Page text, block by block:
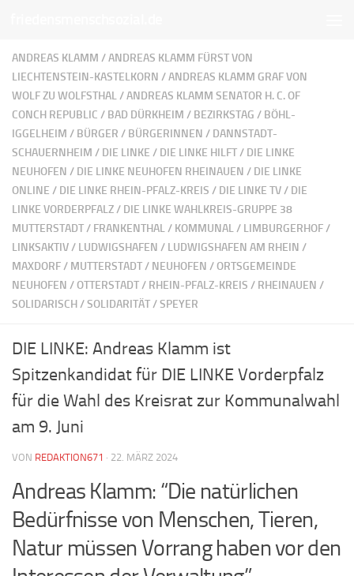
ANDREAS KLAMM /ANDREAS KLAMM FÜRST VON
LIECHTENSTEIN-KASTELKORN /ANDREAS KLAMM GRAF VON
WOLF ZU WOLFSTHAL/ANDREAS KLAMM SENATOR H. C. OF
CONCH REPUBLIC / BAD DÜRKHEIM / BEZIRKSTAG / BÖHL-
IGGELHEIM / BÜRGER / BÜRGERINNEN / DANNSTADT-
SCHAUERNHEIM / DIE LINKE / DIE LINKE HILFT/ DIE LINKE
NEUHOFEN / DIE LINKE NEUHOFEN RHEINAUEN / DIE LINKE
ONLINE / DIE LINKE RHEIN-PFALZ-KREIS / DIE LINKE TV/ DIE
LINKE VORDERPFALZ/ DIE LINKE WAHLKREIS-GRUPPE 38
MUTTERSTADT/ FRANKENTHAL/ KOMMUNAL/ LIMBURGERHOF/
LINKSAKTIV/ LUDWIGSHAFEN / LUDWIGSHAFEN AM RHEIN /
MAXDORF/ MUTTERSTADT/ NEUHOFEN /ORTSGEMEINDE
NEUHOFEN /OTTERSTADT/ RHEIN-PFALZ-KREIS / RHEINAUEN /
SOLIDARISCH/SOLIDARITÄT/SPEYER
DIE LINKE: Andreas Klamm ist
Spitzenkandidat für DIE LINKE Vorderpfalz
für die Wahl des Kreisrat zur Kommunalwahl
am 9. Juni
VON REDAKTION671 · 22. MÄRZ 2024
Andreas Klamm: “Die natürlichen
Bedürfnisse von Menschen, Tieren,
Natur müssen Vorrang haben vor den